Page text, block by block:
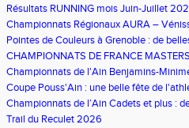
Résultats RUNNING mois Juin-Juillet
Championnats Régionaux AURA –
l'AEA !
Pointes de Couleurs à Grenoble : de
canicule
CHAMPIONNATS DE FRANCE
À L’HONNEUR À ÉPINAL
Championnats de l'Ain Benjamins-
brille à domicile
Coupe Pouss'Ain : une belle fête de
saison
Championnats de l’Ain Cadets et plus :
l’AEA à Bourg-en-Bresse
Trail du Reculet 2026